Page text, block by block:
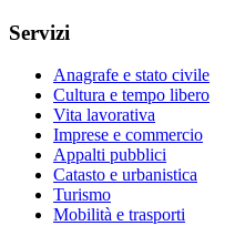
Servizi
Anagrafe e stato civile
Cultura e tempo libero
Vita lavorativa
Imprese e commercio
Appalti pubblici
Catasto e urbanistica
Turismo
Mobilità e trasporti